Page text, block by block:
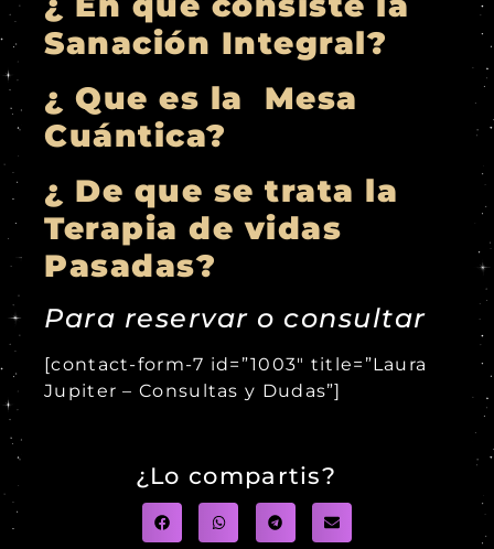
Sanación Integral?
¿ Que es la Mesa
Cuántica?
¿ De que se trata la
Terapia de vidas
Pasadas?
Para reservar o consultar
[contact-form-7 id=”1003″ title=”Laura
Jupiter – Consultas y Dudas”]
¿Lo compartis?